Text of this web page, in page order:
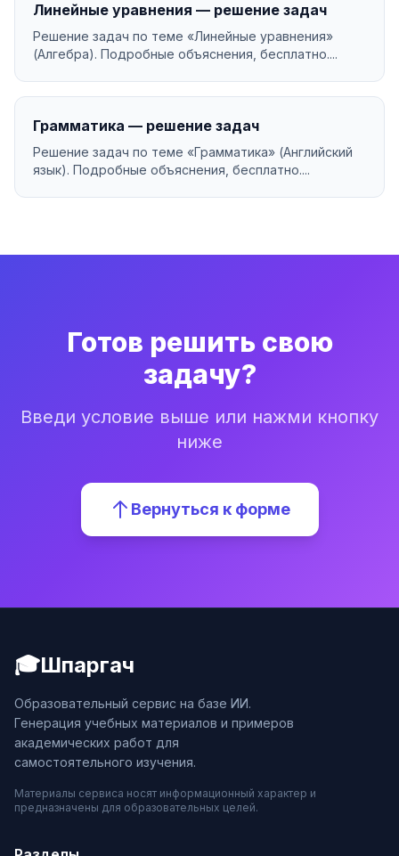
Линейные уравнения — решение задач
Решение задач по теме «Линейные уравнения»
(Алгебра). Подробные объяснения, бесплатно....
Грамматика — решение задач
Решение задач по теме «Грамматика» (Английский
язык). Подробные объяснения, бесплатно....
Готов решить свою
задачу?
Введи условие выше или нажми кнопку
ниже
Вернуться к форме
🎓Шпаргач
Образовательный сервис на базе ИИ.
Генерация учебных материалов и примеров
академических работ для
самостоятельного изучения.
Материалы сервиса носят информационный характер и
предназначены для образовательных целей.